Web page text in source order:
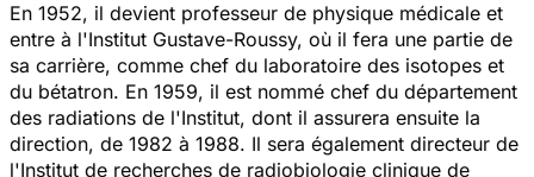
En 1952, il devient professeur de physique médicale et
entre à l'Institut Gustave-Roussy, où il fera une partie de
sa carrière, comme chef du laboratoire des isotopes et
du bétatron. En 1959, il est nommé chef du département
des radiations de l'Institut, dont il assurera ensuite la
direction, de 1982 à 1988. Il sera également directeur de
l'Institut de recherches de radiobiologie clinique de